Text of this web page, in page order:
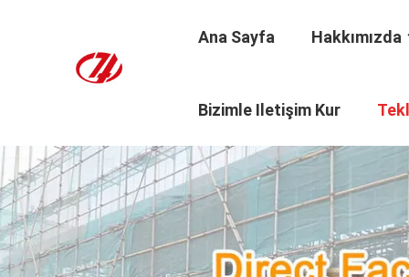
Ana Sayfa Hakkımızda
Bizimle Iletişim Kur